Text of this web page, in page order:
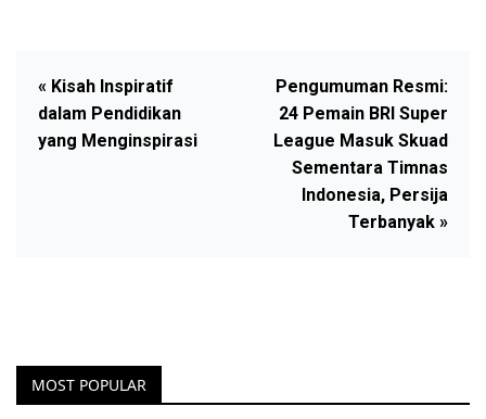
« Kisah Inspiratif
dalam Pendidikan
yang Menginspirasi
Pengumuman Resmi:
24 Pemain BRI Super
League Masuk Skuad
Sementara Timnas
Indonesia, Persija
Terbanyak »
MOST POPULAR